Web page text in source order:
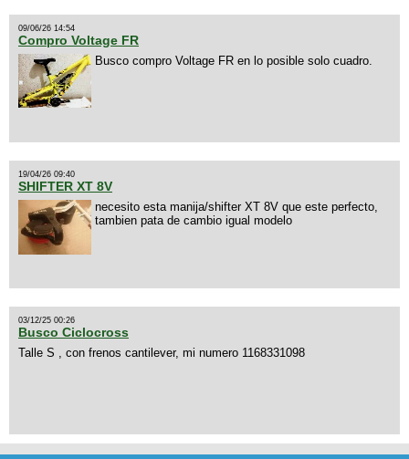
09/06/26 14:54
Compro Voltage FR
Busco compro Voltage FR en lo posible solo cuadro.
19/04/26 09:40
SHIFTER XT 8V
necesito esta manija/shifter XT 8V que este perfecto,
tambien pata de cambio igual modelo
03/12/25 00:26
Busco Ciclocross
Talle S , con frenos cantilever, mi numero 1168331098